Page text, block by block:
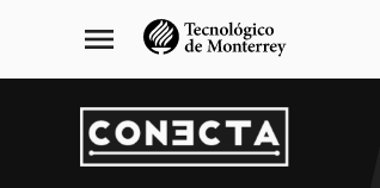
navegación
principal
menu